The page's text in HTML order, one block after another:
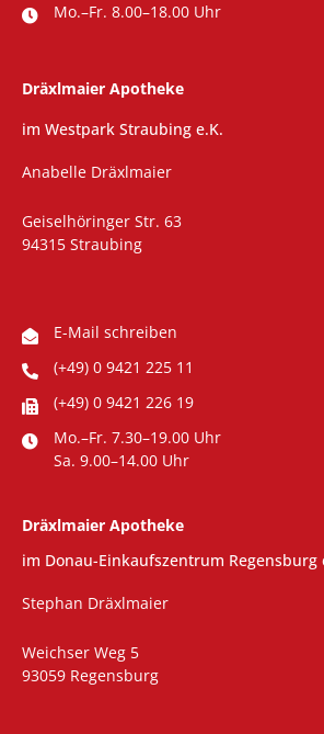
Mo.–Fr. 8.00–18.00 Uhr
Dräxlmaier Apotheke
im Westpark Straubing e.K.
Anabelle Dräxlmaier
Geiselhöringer Str. 63
94315 Straubing
E-Mail schreiben
(+49) 0 9421 225 11
(+49) 0 9421 226 19
Mo.–Fr. 7.30–19.00 Uhr
Sa. 9.00–14.00 Uhr
Dräxlmaier Apotheke
im Donau-Einkaufszentrum Regensburg
Stephan Dräxlmaier
Weichser Weg 5
93059 Regensburg